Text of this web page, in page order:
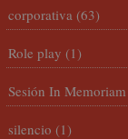
corporativa (63)
Role play (1)
Sesión In Memoriam
silencio (1)